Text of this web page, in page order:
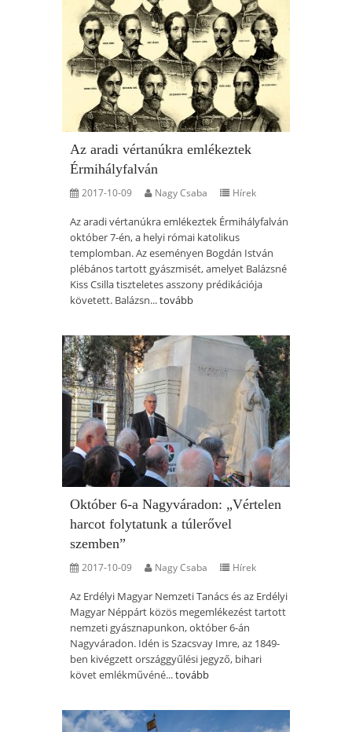
Az aradi vértanúkra emlékeztek
Érmihályfalván
2017-10-09 Nagy Csaba Hírek
Az aradi vértanúkra emlékeztek Érmihályfalván
október 7-én, a helyi római katolikus
templomban. Az eseményen Bogdán István
plébános tartott gyászmisét, amelyet Balázsné
Kiss Csilla tiszteletes asszony prédikációja
követett. Balázsn...tovább
Október 6-a Nagyváradon: „Vértelen
harcot folytatunk a túlerővel
szemben”
2017-10-09 Nagy Csaba Hírek
Az Erdélyi Magyar Nemzeti Tanács és az Erdélyi
Magyar Néppárt közös megemlékezést tartott
nemzeti gyásznapunkon, október 6-án
Nagyváradon. Idén is Szacsvay Imre, az 1849-
ben kivégzett országgyűlési jegyző, bihari
követ emlékművéné...tovább